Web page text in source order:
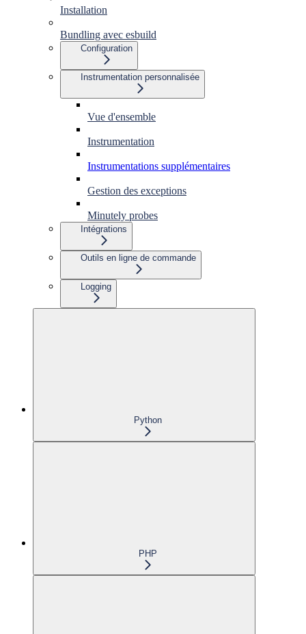
Installation
Bundling avec esbuild
Configuration
Instrumentation personnalisée
Vue d'ensemble
Instrumentation
Instrumentations supplémentaires
Gestion des exceptions
Minutely probes
Intégrations
Outils en ligne de commande
Logging
Python
PHP